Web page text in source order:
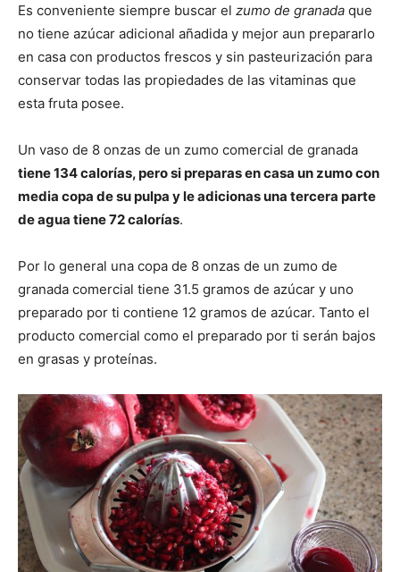
Es conveniente siempre buscar el zumo de granada que
no tiene azúcar adicional añadida y mejor aun prepararlo
en casa con productos frescos y sin pasteurización para
conservar todas las propiedades de las vitaminas que
esta fruta posee.
Un vaso de 8 onzas de un zumo comercial de granada
tiene 134 calorías, pero si preparas en casa un zumo con
media copa de su pulpa y le adicionas una tercera parte
de agua tiene 72 calorías.
Por lo general una copa de 8 onzas de un zumo de
granada comercial tiene 31.5 gramos de azúcar y uno
preparado por ti contiene 12 gramos de azúcar. Tanto el
producto comercial como el preparado por ti serán bajos
en grasas y proteínas.